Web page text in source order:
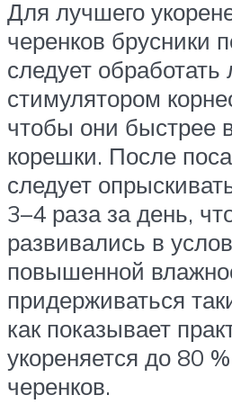
Для лучшего
черенков брусники
следует
стимулятором
чтобы они быстрее
корешки. После
следует
3–4 раза за день,
развивались в
повышенной
придерживаться
как показывает
укореняется до 80
черенков.